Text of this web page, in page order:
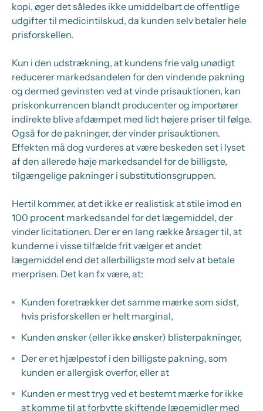
kopi, øger det således ikke umiddelbart de offentlige
udgifter til medicintilskud, da kunden selv betaler hele
prisforskellen.
Kun i den udstrækning, at kundens frie valg unødigt
reducerer markedsandelen for den vindende pakning
og dermed gevinsten ved at vinde prisauktionen, kan
priskonkurrencen blandt producenter og importører
indirekte blive afdæmpet med lidt højere priser til følge.
Også for de pakninger, der vinder prisauktionen.
Effekten må dog vurderes at være beskeden set i lyset
af den allerede høje markedsandel for de billigste,
tilgængelige pakninger i substitutionsgruppen.
Hertil kommer, at det ikke er realistisk at stile imod en
100 procent markedsandel for det lægemiddel, der
vinder licitationen. Der er en lang række årsager til, at
kunderne i visse tilfælde frit vælger et andet
lægemiddel end det allerbilligste mod selv at betale
merprisen. Det kan fx være, at:
Kunden foretrækker det samme mærke som sidst,
hvis prisforskellen er helt marginal,
Kunden ønsker (eller ikke ønsker) blisterpakninger,
Der er et hjælpestof i den billigste pakning, som
kunden er allergisk overfor, eller at
Kunden er mest tryg ved et bestemt mærke for ikke
at komme til at forbytte skiftende lægemidler med